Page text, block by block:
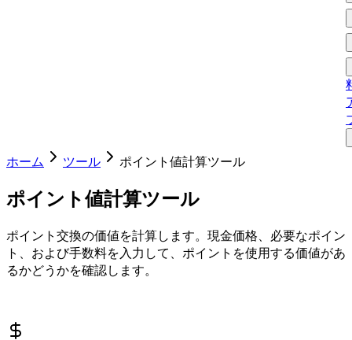
ホーム ツール ポイント値計算ツール
ポイント値計算ツール
ポイント交換の価値を計算します。現金価格、必要なポイン
ト、および手数料を入力して、ポイントを使用する価値があ
るかどうかを確認します。